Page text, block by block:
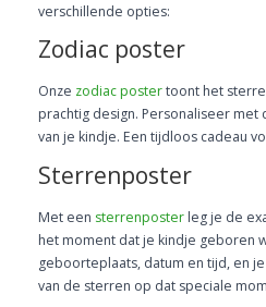
verschillende opties:
Zodiac poster
Onze zodiac postertoont het
prachtig design. Personaliseer
van je kindje. Een tijdloos cadeau
Sterrenposter
Met een sterrenposter leg je de
het moment dat je kindje geboren
geboorteplaats, datum en tijd, en
van de sterren op dat speciale